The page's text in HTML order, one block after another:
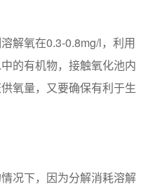
解氧在0.3-0.8mg/l，利用
的有机物，接触氧化池内
氧量，又要确保有利于生
况下，因为分解消耗溶解